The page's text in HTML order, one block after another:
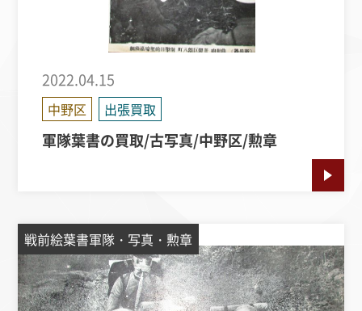
2022.04.15
中野区 出張買取
軍隊葉書の買取/古写真/中野区/勲章
戦前絵葉書軍隊・写真・勲章